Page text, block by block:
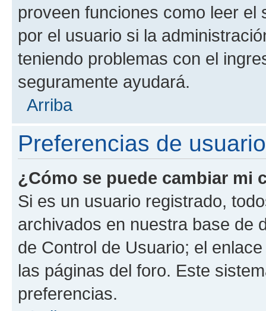
proveen funciones como leer el
por el usuario si la
teniendo problemas con el
seguramente ayudará.
Arriba
Preferencias de
¿Cómo se puede cambiar mi
Si es un usuario registrado,
archivados en nuestra base de
de Control de Usuario; el
las páginas del foro. Este
preferencias.